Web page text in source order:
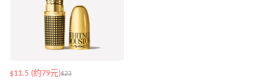
$11.5 (约79元)$23